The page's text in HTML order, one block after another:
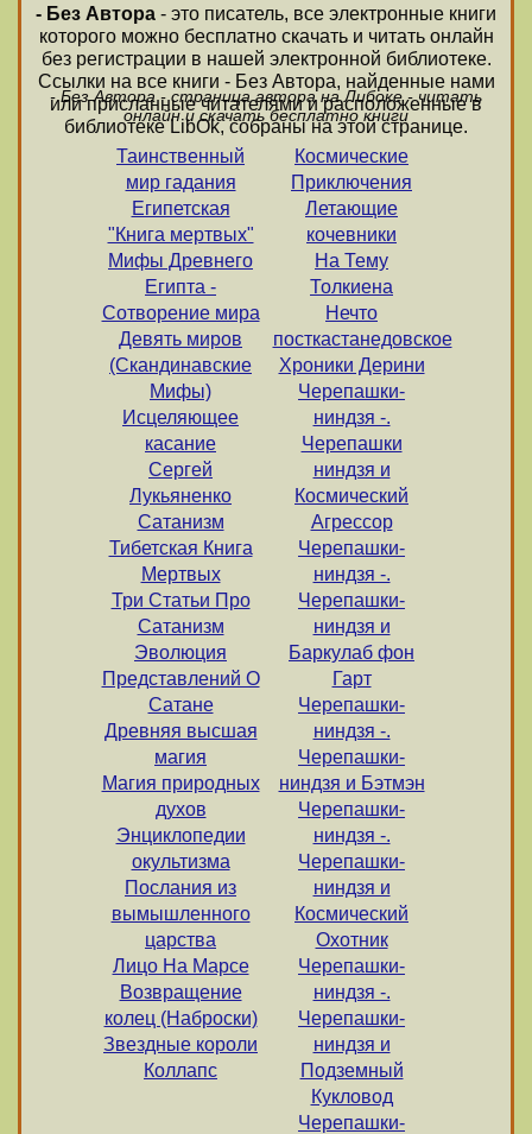
- Без Автора - это писатель, все электронные книги
которого можно бесплатно скачать и читать онлайн
без регистрации в нашей электронной библиотеке.
Ссылки на все книги - Без Автора, найденные нами
или присланные читателями и расположенные в
библиотеке LibOk, собраны на этой странице.
- Без Автора - страница автора на Либоке - читать
онлайн и скачать бесплатно книги
Таинственный
мир гадания
Египетская
"Книга мертвых"
Мифы Древнего
Египта -
Сотворение мира
Девять миров
(Скандинавские
Мифы)
Исцеляющее
касание
Сергей
Лукьяненко
Сатанизм
Тибетская Книга
Мертвых
Три Статьи Про
Сатанизм
Эволюция
Представлений О
Сатане
Древняя высшая
магия
Магия природных
духов
Энциклопедии
окультизма
Послания из
вымышленного
царства
Лицо На Марсе
Возвращение
колец (Наброски)
Звездные короли
Коллапс
Космические
Приключения
Летающие
кочевники
На Тему
Толкиена
Нечто
посткастанедовское
Хроники Дерини
Черепашки-
ниндзя -.
Черепашки
ниндзя и
Космический
Агрессор
Черепашки-
ниндзя -.
Черепашки-
ниндзя и
Баркулаб фон
Гарт
Черепашки-
ниндзя -.
Черепашки-
ниндзя и Бэтмэн
Черепашки-
ниндзя -.
Черепашки-
ниндзя и
Космический
Охотник
Черепашки-
ниндзя -.
Черепашки-
ниндзя и
Подземный
Кукловод
Черепашки-